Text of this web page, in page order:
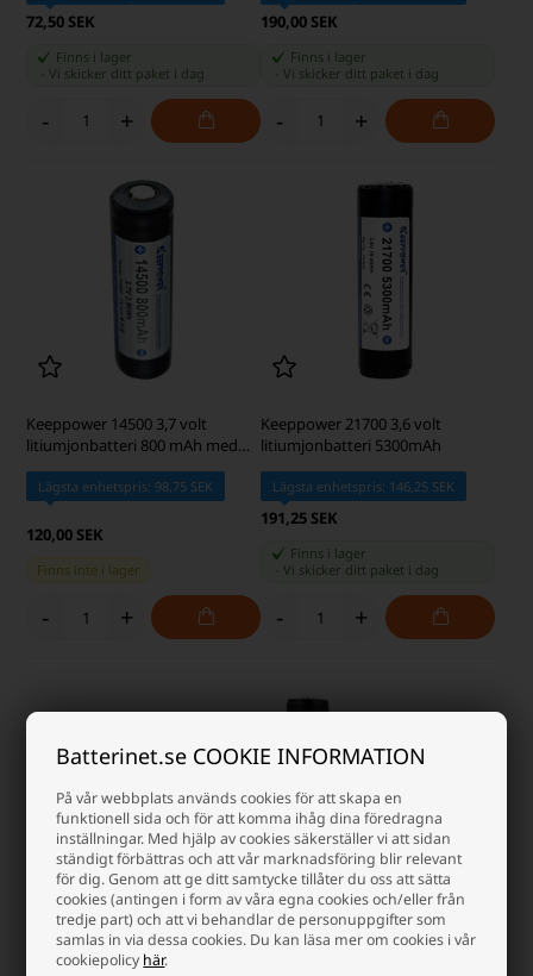
Batterinet.se COOKIE INFORMATION
På vår webbplats används cookies för att skapa en
funktionell sida och för att komma ihåg dina föredragna
inställningar. Med hjälp av cookies säkerställer vi att sidan
ständigt förbättras och att vår marknadsföring blir relevant
för dig. Genom att ge ditt samtycke tillåter du oss att sätta
cookies (antingen i form av våra egna cookies och/eller från
tredje part) och att vi behandlar de personuppgifter som
samlas in via dessa cookies. Du kan läsa mer om cookies i vår
cookiepolicy här.
72,50 SEK
Finns i lager
-Vi skicker ditt paket i dag
- +
190,00 SEK
Finns i lager
Vi skicker ditt paket i dag
- +
Keeppower 14500 3,7 volt
litiumjonbatteri 800 mAh med
skyddskrets
Lägsta enhetspris: 98,75 SEK
120,00 SEK
Finns inte i lager
- +
Keeppower 21700 3,6 volt
litiumjonbatteri 5300mAh
Lägsta enhetspris: 146,25 SEK
191,25 SEK
Finns i lager
Vi skicker ditt paket i dag
- +
Keeppower 18650 3,6 volt
litiumjonbatteri 4000 mAh med
skyddskrets
Keeppower 18650 P1835J 3,6 Volt
Li-Ion-batteri 3500 mAh med